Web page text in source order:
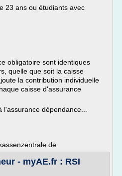
23 ans ou étudiants avec
obligatoire sont identiques
quelle que soit la caisse
la contribution individuelle
caisse d'assurance
dépendance...
- myAE.fr : RSI